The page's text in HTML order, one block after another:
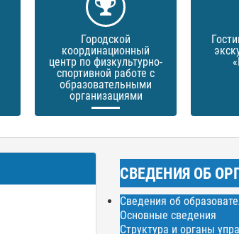
Городской
координационный
центр по физкультурно-
спортивной работе с
образовательными
организациями
СВЕДЕНИЯ ОБ
Сведения об
Основные сведения
Структура и органы